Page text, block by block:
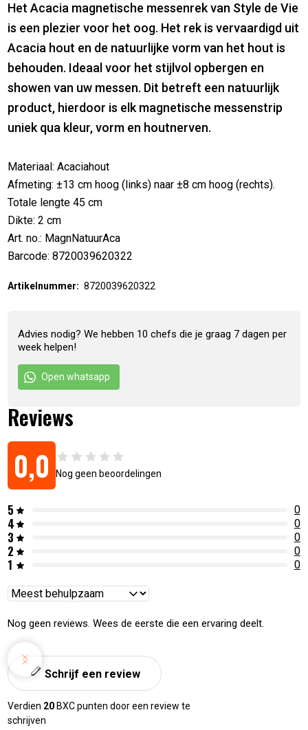
Het Acacia magnetische messenrek van Style de Vie
is een plezier voor het oog. Het rek is vervaardigd uit
Acacia hout en de natuurlijke vorm van het hout is
behouden. Ideaal voor het stijlvol opbergen en
showen van uw messen. Dit betreft een natuurlijk
product, hierdoor is elk magnetische messenstrip
uniek qua kleur, vorm en houtnerven.
Materiaal: Acaciahout
Afmeting: ±13 cm hoog (links) naar ±8 cm hoog (rechts).
Totale lengte 45 cm
Dikte: 2 cm
Art. no.: MagnNatuurAca
Barcode: 8720039620322
Artikelnummer: 8720039620322
Advies nodig? We hebben 10 chefs die je graag 7 dagen per
week helpen!
Open whatsapp
Reviews
0,0 Nog geen beoordelingen
5 0
4 0
3 0
2 0
1 0
Reviews
Nog geen reviews. Wees de eerste die een ervaring deelt.
Schrijf een review
Verdien 20 BXC punten door een review te
schrijven